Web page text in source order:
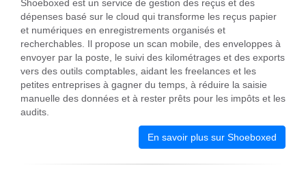
Shoeboxed est un service de gestion des reçus et des
dépenses basé sur le cloud qui transforme les reçus papier
et numériques en enregistrements organisés et
recherchables. Il propose un scan mobile, des enveloppes à
envoyer par la poste, le suivi des kilométrages et des exports
vers des outils comptables, aidant les freelances et les
petites entreprises à gagner du temps, à réduire la saisie
manuelle des données et à rester prêts pour les impôts et les
audits.
En savoir plus sur Shoeboxed